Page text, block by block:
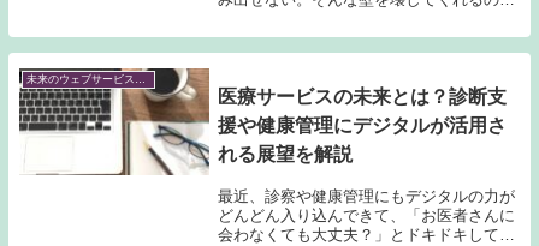
注目を集め、多くの人たちが自分の夢に挑
戦する場になっています。今回は、クラウ
未来のウェブサービス予測
医療サービスの未来とは？診断支
援や健康管理にデジタルが活用さ
れる展望を解説
最近、診察や健康管理にもデジタルの力が
どんどん入り込んできて、「お医者さんに
会わなくても大丈夫？」とドキドキしてい